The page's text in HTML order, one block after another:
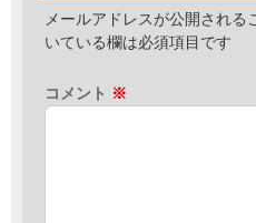
メールアドレスが公開される
いている欄は必須項目です
コメント ※